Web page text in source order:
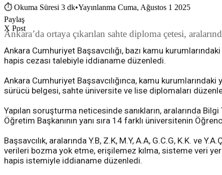
⏱ Okuma Süresi 3 dk•Yayınlanma Cuma, Ağustos 1 2025
Paylaş
X Post
Ankara’da ortaya çıkarılan sahte diploma çetesi,
Ankara Cumhuriyet Başsavcılığı, bazı kamu
hapis cezası talebiyle iddianame düzenledi.
Ankara Cumhuriyet Başsavcılığınca, kamu
sürücü belgesi, sahte üniversite ve lise diplomaları
Yapılan soruşturma neticesinde sanıkların, aralarında
Öğretim Başkanının yanı sıra 14 farklı üniversitenin
Başsavcılık, aralarında Y.B, Z.K, M.Y, A.A, G.C.G, K.K. ve
verileri bozma yok etme, erişilemez kılma, sisteme veri
hapis istemiyle iddianame düzenledi.